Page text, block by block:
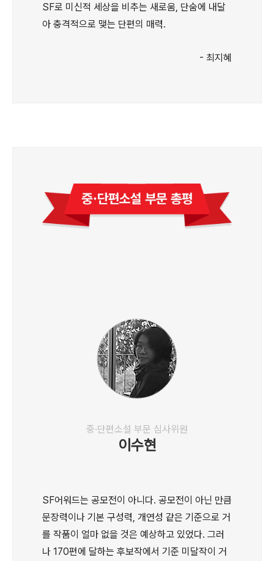
SF로 미신적 세상을 비추는 새로움, 단숨에 내달
아 충격적으로 맺는 단편의 매력.
- 최지혜
중·단편소설 부문 심사위원
이수현
SF어워드는 공모전이 아니다. 공모전이 아닌 만큼
문장력이나 기본 구성력, 개연성 같은 기준으로 거
를 작품이 얼마 없을 것은 예상하고 있었다. 그러
나 170편에 달하는 후보작에서 기준 미달작이 거